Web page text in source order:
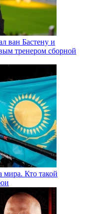
ван Бастену и
тренером сборной
мира. Кто такой